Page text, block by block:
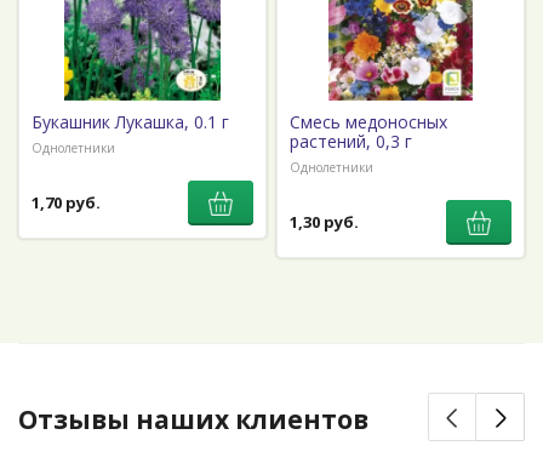
Букашник Лукашка, 0.1 г
Однолетники
1,70 руб.
Смесь медоносных
растений, 0,3 г
Однолетники
1,30 руб.
Отзывы наших клиентов